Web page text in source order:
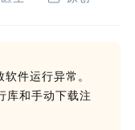
件运行异常。
库和手动下载注